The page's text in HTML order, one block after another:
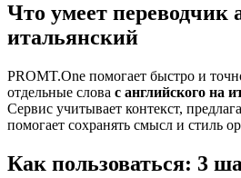
Что умеет переводчик
итальянский
PROMT.One помогает быстро и
отдельные слова с английского на
Сервис учитывает контекст,
помогает сохранять смысл и стиль
Как пользоваться: 3